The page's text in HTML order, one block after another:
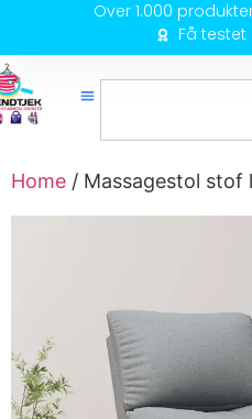
Over 1.000
Få
Home / Massagestol stof